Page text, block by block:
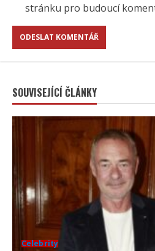
stránku pro budoucí
SOUVISEJÍCÍ ČLÁNKY
Celebrity